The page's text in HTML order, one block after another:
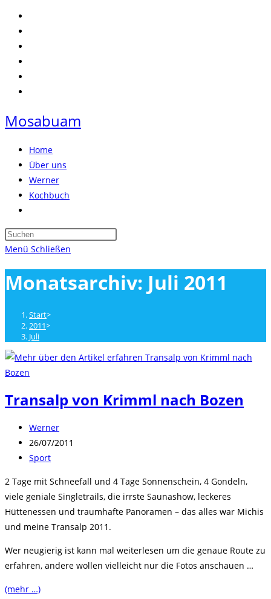
Zum
Inhalt
springen
Mosabuam
Home
Über uns
Werner
Kochbuch
umschalten
Press
close
the
Menü Schließen
Monatsarchiv: Juli 2011
Start>
2011>
Juli
Transalp von Krimml nach Bozen
Beitrags-
Autor:
Werner
Beitrag
veröffentlicht:
26/07/2011
Beitrags-
Sport
2 Tage mit Schneefall und 4 Tage Sonnenschein, 4 Gondeln,
viele geniale Singletrails, die irrste Saunashow, leckeres
Hüttenessen und traumhafte Panoramen – das alles war Michis
und meine Transalp 2011.
Wer neugierig ist kann mal weiterlesen um die genaue Route zu
erfahren, andere wollen vielleicht nur die Fotos anschauen …
(mehr …)